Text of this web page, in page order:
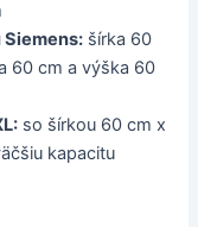
šírka 60
60 cm a výška 60
so šírkou 60 cm x
kapacitu